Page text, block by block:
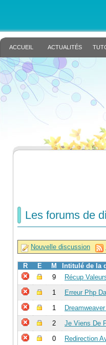
ACCUEIL ACTUALITÉS
Les forums de
Nouvelle discussion
R E M Intitulé de la
9
Récup
1
Erreur Php
1
2
Je Viens De
0
Redirection